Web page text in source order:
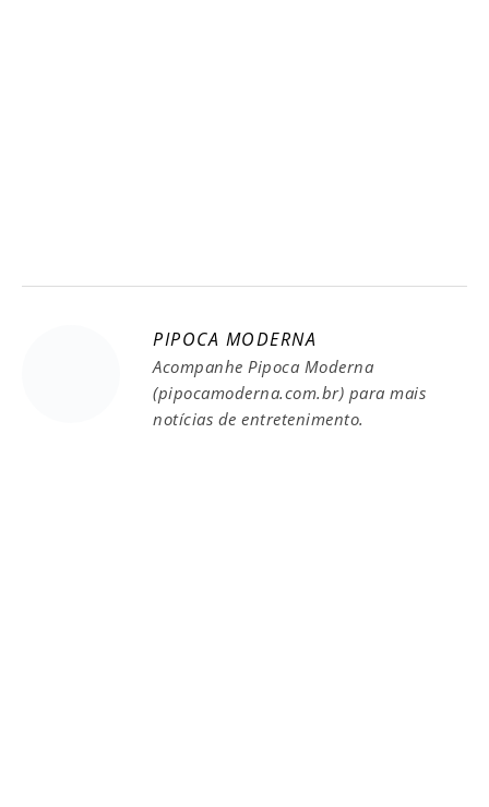
PIPOCA MODERNA
Acompanhe Pipoca Moderna
(pipocamoderna.com.br) para mais
notícias de entretenimento.